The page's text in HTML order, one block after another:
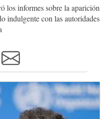
los informes sobre la aparición
indulgente con las autoridades